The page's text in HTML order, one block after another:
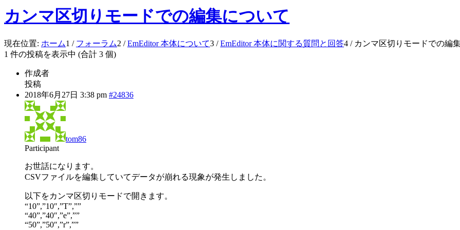
カンマ区切りモードでの編集について
現在位置: ホーム1 / フォーラム2 / EmEditor 本体について3 / EmEditor 本体に関する質問と回答4 / カンマ区切りモードでの編
1 件の投稿を表示中 (合計 3 個)
作成者
投稿
2018年6月27日 3:38 pm #24836
tom86
Participant
お世話になります。
CSVファイルを編集していてデータが崩れる現象が発生しました。
以下をカンマ区切りモードで開きます。
“10”,”10″,”T”,””
“40”,”40″,”e”,””
“50”,”50″,”r”,””